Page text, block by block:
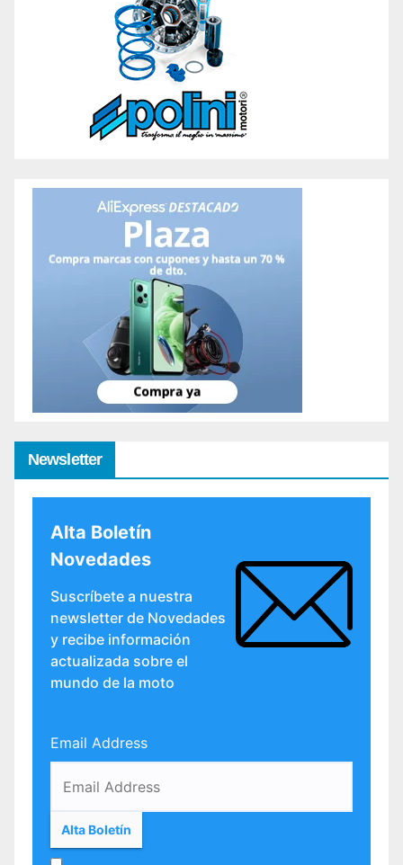
Newsletter
Alta Boletín
Novedades
Suscríbete a nuestra
newsletter de Novedades
y recibe información
actualizada sobre el
mundo de la moto
Email Address